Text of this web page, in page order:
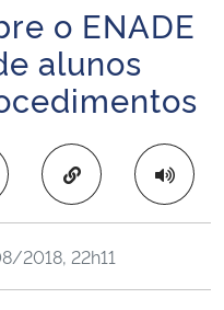
o ENADE
alunos
Copiar para área
2018, 22h11